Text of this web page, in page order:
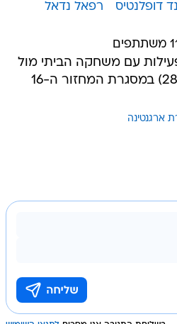
דופלנטיס רפאל נדאל
עם משחקה הביתי מול
שטרסבורג (22:00, 28.12) במסגרת המחזור ה-16
ארגנטינה